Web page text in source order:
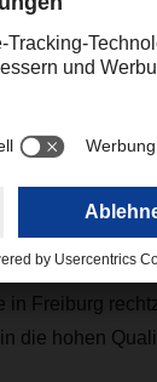
birgt auch
sich auf
Hochtouren,
European
Freiburg
die hohen